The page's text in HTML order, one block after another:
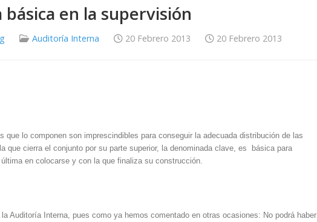
en la supervisión
Auditoría Interna 20 Febrero 2013 20 Febrero 2013
que lo componen son imprescindibles para conseguir la adecuada distribución de las
que cierra el conjunto por su parte superior, la denominada clave, es básica para
en colocarse y con la que finaliza su construcción.
Auditoría Interna, pues como ya hemos comentado en otras ocasiones: No podrá haber